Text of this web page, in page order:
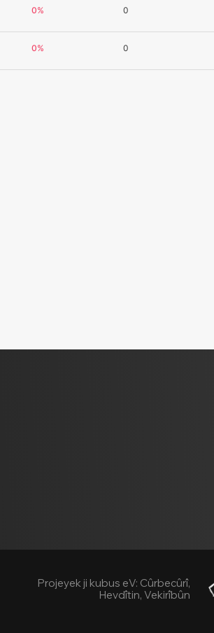
0
0%
0
0%
Projeyek ji kubus eV: Cûrbecûrî,
Hevdîtin, Vekirîbûn